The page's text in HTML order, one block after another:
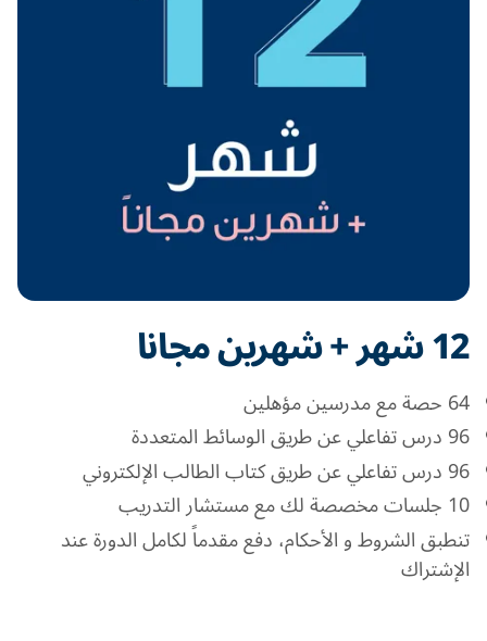
12 شهر + شهرين مجانا
64 حصة مع مدرسين مؤهلين
96 درس تفاعلي عن طريق الوسائط المتعددة
96 درس تفاعلي عن طريق كتاب الطالب الإلكتروني
10 جلسات مخصصة لك مع مستشار التدريب
تنطبق الشروط و الأحكام، دفع مقدماً لكامل الدورة عند
الإشتراك